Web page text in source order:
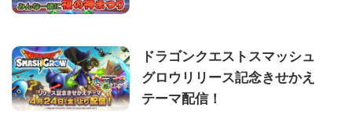
ドラゴンクエストスマッシュ
グロウリリース記念きせかえ
テーマ配信！